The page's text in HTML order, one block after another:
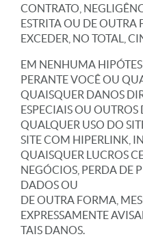
CONTRATO,
ESTRITA OU DE
EXCEDER, NO TOTAL,
EM NENHUMA
PERANTE VOCÊ OU
QUAISQUER DANOS
ESPECIAIS OU
QUALQUER USO DO
SITE COM HIPERLINK,
QUAISQUER LUCROS
NEGÓCIOS, PERDA DE
DADOS OU
DE OUTRA FORMA,
EXPRESSAMENTE
TAIS DANOS.